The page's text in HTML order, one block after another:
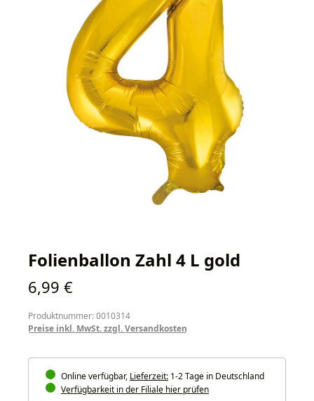
Folienballon Zahl 4 L gold
Regulärer Preis:
6,99 €
Produktnummer: 0010314
Preise inkl. MwSt. zzgl. Versandkosten
Online verfügbar, Lieferzeit: 1-2 Tage in Deutschland
Verfügbarkeit in der Filiale hier prüfen